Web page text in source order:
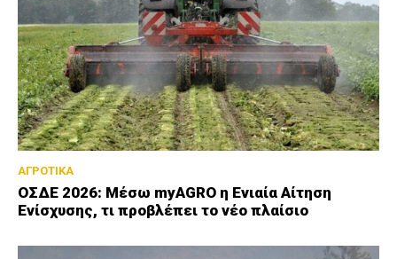
ΑΓΡΟΤΙΚΑ
ΟΣΔΕ 2026: Μέσω myAGRO η Ενιαία Αίτηση
Ενίσχυσης, τι προβλέπει το νέο πλαίσιο